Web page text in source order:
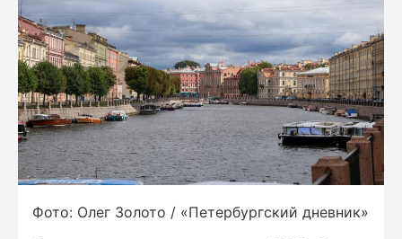
Фото: Олег Золото / «Петербургский дневник»